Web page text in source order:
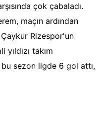
çok çabaladı.
maçın ardından
Çaykur Rizespor'un
takım
sezon ligde 6 gol attı,